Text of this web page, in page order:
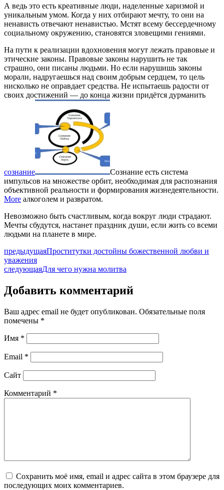
А ведь это есть креативные люди, наделенные харизмой и
уникальным умом. Когда у них отбирают мечту, то они на
ненависть отвечают ненавистью. Мстят всему бессердечному
социальному окружению, становятся зловещими гениями.
На пути к реализации вдохновения могут лежать правовые и
этические законы. Правовые законы нарушить не так
страшно, они писаны людьми. Но если нарушишь законы
морали, надругаешься над своим добрым сердцем, то цель
нисколько не оправдает средства. Не испытаешь радости от
своих достижений — до конца жизни придётся дурманить
сознание
Сознание есть система
импульсов на множестве орбит, необходимая для распознания
объективной реальности и формирования жизнедеятельности.
More алкоголем и развратом.
Невозможно быть счастливым, когда вокруг люди страдают.
Мечты сбудутся, настанет праздник души, если жить со всеми
людьми на планете в мире.
предыдущаяПроститутки достойны божественной любви и
уважения
следующаяДля чего нужна молитва
Добавить комментарий
Ваш адрес email не будет опубликован. Обязательные поля
помечены *
Имя *
Email *
Сайт
Комментарий *
Сохранить моё имя, email и адрес сайта в этом браузере для
последующих моих комментариев.